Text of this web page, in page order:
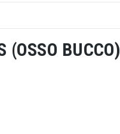
(OSSO BUCCO)